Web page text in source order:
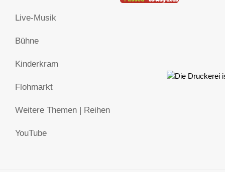
Live-Musik
Bühne
Kinderkram
Flohmarkt
Weitere Themen | Reihen
YouTube